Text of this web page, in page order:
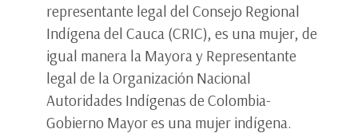
representante legal del Consejo Regional
Indígena del Cauca (CRIC), es una mujer, de
igual manera la Mayora y Representante
legal de la Organización Nacional
Autoridades Indígenas de Colombia-
Gobierno Mayor es una mujer indígena.